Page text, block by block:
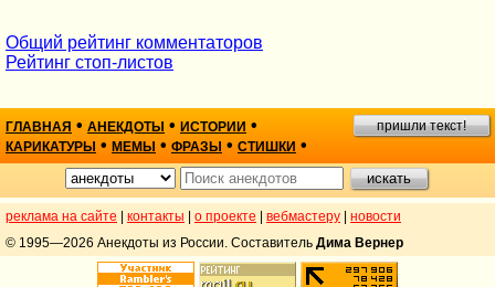
Общий рейтинг комментаторов
Рейтинг стоп-листов
ГЛАВНАЯ • АНЕКДОТЫ • ИСТОРИИ •
КАРИКАТУРЫ • МЕМЫ • ФРАЗЫ • СТИШКИ •
пришли текст!
реклама на сайте контакты о проекте вебмастеру
новости
© 1995—2026 Анекдоты из России. Составитель Дима Вернер